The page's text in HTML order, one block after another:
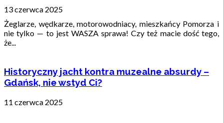
13 czerwca 2025
Żeglarze, wędkarze, motorowodniacy, mieszkańcy Pomorza i
nie tylko — to jest WASZA sprawa! Czy też macie dość tego,
że...
Historyczny jacht kontra muzealne absurdy –
Gdańsk, nie wstyd Ci?
11 czerwca 2025